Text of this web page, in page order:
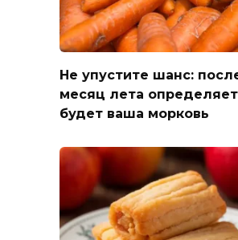
Не упустите шанс:
месяц лета
будет ваша морковь